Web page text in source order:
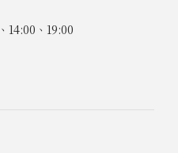
14:00、19:00